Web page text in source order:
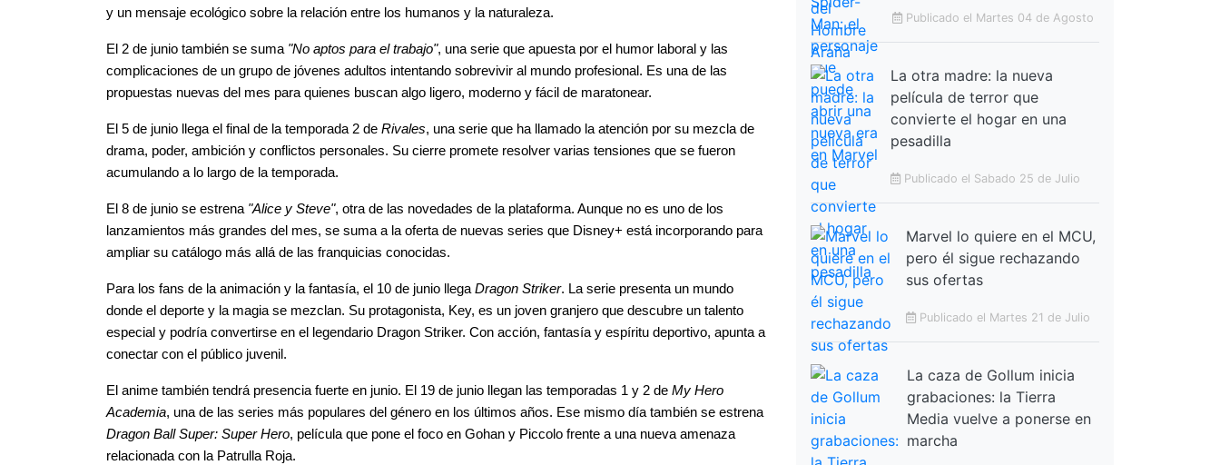
y un mensaje ecológico sobre la relación entre los humanos y la naturaleza.
El 2 de junio también se suma "No aptos para el trabajo", una serie que apuesta por el humor laboral y las
complicaciones de un grupo de jóvenes adultos intentando sobrevivir al mundo profesional. Es una de las
propuestas nuevas del mes para quienes buscan algo ligero, moderno y fácil de maratonear.
El 5 de junio llega el final de la temporada 2 de Rivales, una serie que ha llamado la atención por su mezcla de
drama, poder, ambición y conflictos personales. Su cierre promete resolver varias tensiones que se fueron
acumulando a lo largo de la temporada.
El 8 de junio se estrena "Alice y Steve", otra de las novedades de la plataforma. Aunque no es uno de los
lanzamientos más grandes del mes, se suma a la oferta de nuevas series que Disney+ está incorporando para
ampliar su catálogo más allá de las franquicias conocidas.
Para los fans de la animación y la fantasía, el 10 de junio llega Dragon Striker. La serie presenta un mundo
donde el deporte y la magia se mezclan. Su protagonista, Key, es un joven granjero que descubre un talento
especial y podría convertirse en el legendario Dragon Striker. Con acción, fantasía y espíritu deportivo, apunta a
conectar con el público juvenil.
El anime también tendrá presencia fuerte en junio. El 19 de junio llegan las temporadas 1 y 2 de My Hero
Academia
Dragon Ball Super: Super Hero, película que pone el foco en Gohan y Piccolo frente a una nueva amenaza
relacionada con la Patrulla Roja.
Publicado el Martes 04 de Agosto
La otra madre: la nueva
película de terror que
convierte el hogar en una
pesadilla
Publicado el Sabado 25 de Julio
Marvel lo quiere en el MCU,
pero él sigue rechazando
sus ofertas
Publicado el Martes 21 de Julio
La caza de Gollum inicia
grabaciones: la Tierra
Media vuelve a ponerse en
marcha